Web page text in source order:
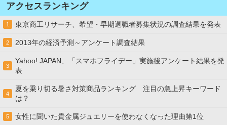
アクセスランキング
1 東京商工リサーチ、希望・早期退職者募集状況の調査結果を発表
2 2013年の経済予測～アンケート調査結果
3
Yahoo! JAPAN、「スマホフライデー」実施後アンケート結果を発
表
4
夏を乗り切る暑さ対策商品ランキング 注目の急上昇キーワード
は？
5 女性に聞いた貴金属ジュエリーを使わなくなった理由第1位